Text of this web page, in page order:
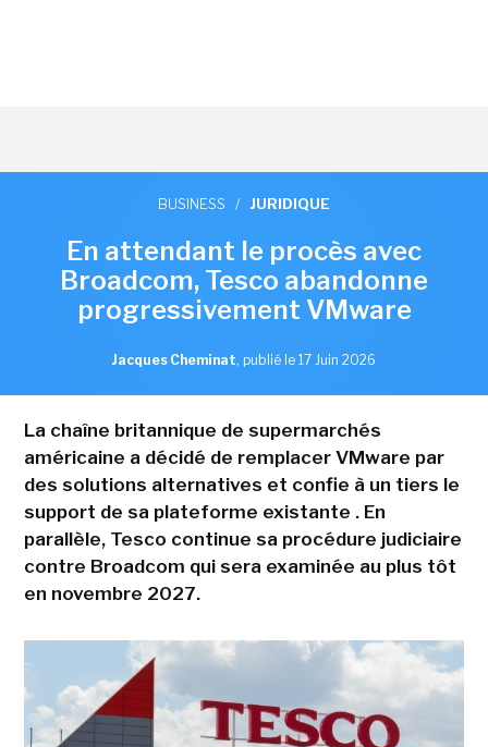
BUSINESS / JURIDIQUE
En attendant le procès avec
Broadcom, Tesco abandonne
progressivement VMware
Jacques Cheminat, publié le 17 Juin 2026
La chaîne britannique de supermarchés
américaine a décidé de remplacer VMware par
des solutions alternatives et confie à un tiers le
support de sa plateforme existante . En
parallèle, Tesco continue sa procédure judiciaire
contre Broadcom qui sera examinée au plus tôt
en novembre 2027.